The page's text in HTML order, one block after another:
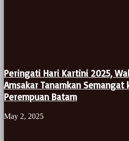
Peringati Hari Kartini 2025,
Amsakar Tanamkan
Perempuan Batam
May 2, 2025